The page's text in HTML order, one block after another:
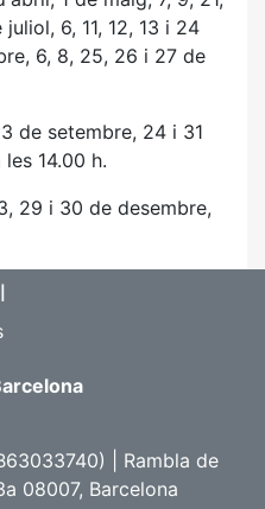
6, 11, 12, 13 i 24
6, 8, 25, 26 i 27 de
de setembre, 24 i 31
14.00 h.
29 i 30 de desembre,
| Rambla de
08007, Barcelona